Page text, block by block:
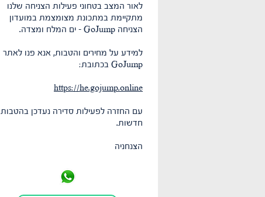
לאור המצב בטחוני פעילות הצניחה שלנו
מתקיימת במתכונת מצומצמת במועדון
הצניחה GoJump - ים המלח ומצדה.
למידע על מחירים והטבות, אנא פנו לאתר
GoJump בכתובת:
https://he.gojump.online
עם החזרה לפעילות סדירה נעדכן בהטבות
חדשות.
הצנחניה